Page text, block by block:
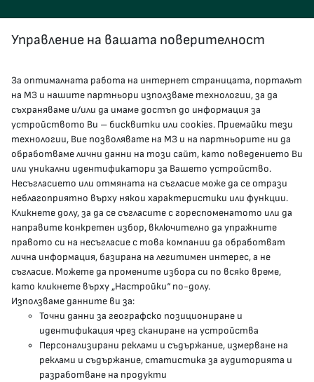
КОНТАКТИ
гр.София, 1000, пл. „Света Неделя“ №5
delovodstvo@mh.government.bg
presscenter@mh.government.bg
МЗ В СОЦИАЛНИТЕ МРЕЖИ
Facebook страница
Instragram профил
YouTube канал
Threads профил
Управление на вашата поверителност
За оптималната работа на интернет страницата, порталът
на МЗ и нашите партньори използваме технологии, за да
съхраняваме и/или да имаме достъп до информация за
устройството Ви – бисквитки или cookies. Приемайки тези
технологии, Вие позволявате на МЗ и на партньорите ни да
обработваме лични данни на този сайт, като поведението Ви
или уникални идентификатори за Вашето устройство.
Несъгласието или отмяната на съгласие може да се отрази
неблагоприятно върху някои характеристики или функции.
Кликнете долу, за да се съгласите с гореспоменатото или да
направите конкретен избор, включително да упражните
правото си на несъгласие с това компании да обработват
лична информация, базирана на легитимен интерес, а не
съгласие. Можете да промените избора си по всяко време,
като кликнете върху „Настройки“ по-долу.
Използваме данните ви за:
Точни данни за географско позициониране и
идентификация чрез сканиране на устройства
Персонализирани реклами и съдържание, измерване на
реклами и съдържание, статистика за аудиторията и
разработване на продукти